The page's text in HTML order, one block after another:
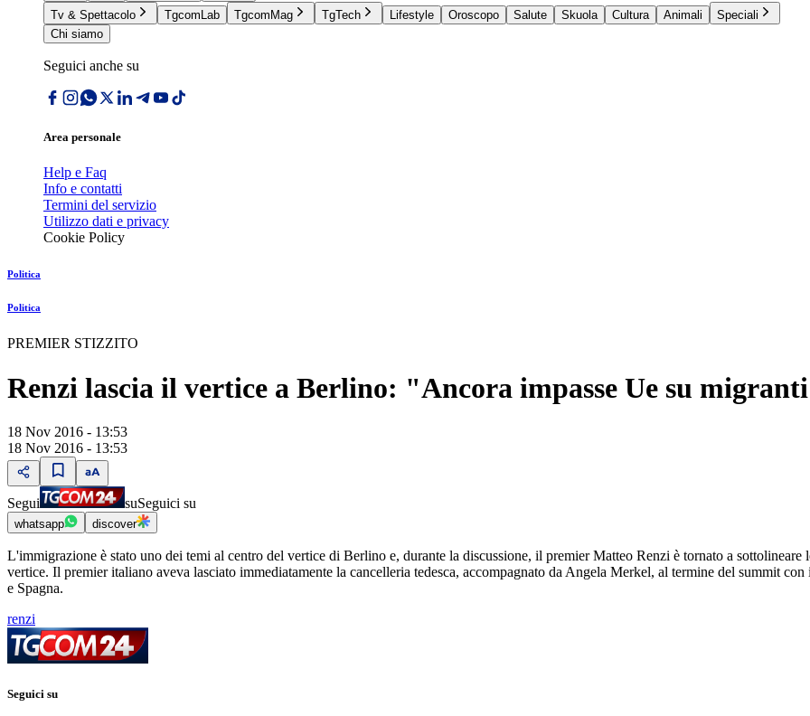
Tv & Spettacolo
TgcomLab TgcomMag TgTech Lifestyle Oroscopo Salute Skuola Cultura Animali
Speciali
Chi siamo
Seguici anche su
Area personale
Help e Faq
Info e contatti
Termini del servizio
Utilizzo dati e privacy
Cookie Policy
Politica
Politica
PREMIER STIZZITO
Renzi lascia il vertice a Berlino: "Ancora impasse Ue su
18 Nov 2016 - 13:53
18 Nov 2016 - 13:53
Segui suSeguici su
whatsapp discover
L'immigrazione è stato uno dei temi al centro del vertice di Berlino e, durante la discussione, il premier Matteo Renzi è tornato a
vertice. Il premier italiano aveva lasciato immediatamente la cancelleria tedesca, accompagnato da Angela Merkel, al termine del summit
e Spagna.
renzi
Seguici su